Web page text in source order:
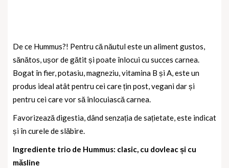
De ce Hummus?! Pentru că năutul este un aliment gustos,
sănătos, ușor de gătit și poate înlocui cu succes carnea.
Bogat în fier, potasiu, magneziu, vitamina B și A, este un
produs ideal atât pentru cei care țin post, vegani dar și
pentru cei care vor să înlocuiască carnea.
Favorizează digestia, dând senzația de sațietate, este indicat
și în curele de slăbire.
Ingrediente trio de Hummus: clasic, cu dovleac și cu
măsline